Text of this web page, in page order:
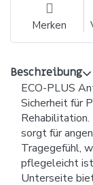
Merken
Beschreibung
ECO-PLUS
Sicherheit für
sorgt für
Tragegefühl,
pflegeleicht
Unterseite